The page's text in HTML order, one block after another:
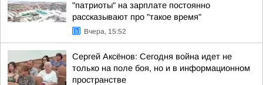
"патриоты" на зарплате постоянно
рассказывают про "такое время"
Вчера, 15:52
Сергей Аксёнов: Сегодня война идет не
только на поле боя, но и в информационном
пространстве